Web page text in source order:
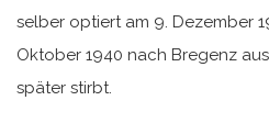
selber optiert am 9. Dezember
Oktober 1940 nach Bregenz
später stirbt.